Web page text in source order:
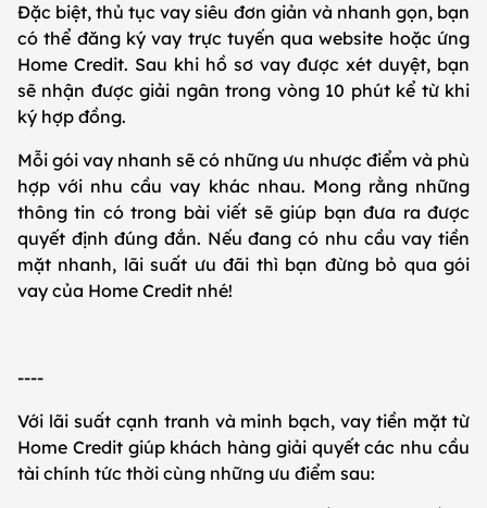
Đặc biệt, thủ tục vay siêu đơn giản và nhanh gọn, bạn
có thể đăng ký vay trực tuyến qua website hoặc ứng
Home Credit. Sau khi hồ sơ vay được xét duyệt, bạn
sẽ nhận được giải ngân trong vòng 10 phút kể từ khi
ký hợp đồng.
Mỗi gói vay nhanh sẽ có những ưu nhược điểm và phù
hợp với nhu cầu vay khác nhau. Mong rằng những
thông tin có trong bài viết sẽ giúp bạn đưa ra được
quyết định đúng đắn. Nếu đang có nhu cầu vay tiền
mặt nhanh, lãi suất ưu đãi thì bạn đừng bỏ qua gói
vay của Home Credit nhé!
----
Với lãi suất cạnh tranh và minh bạch, vay tiền mặt từ
Home Credit giúp khách hàng giải quyết các nhu cầu
tài chính tức thời cùng những ưu điểm sau: